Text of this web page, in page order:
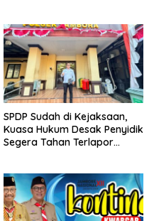
SPDP Sudah di Kejaksaan,
Kuasa Hukum Desak Penyidik
Segera Tahan Terlapor